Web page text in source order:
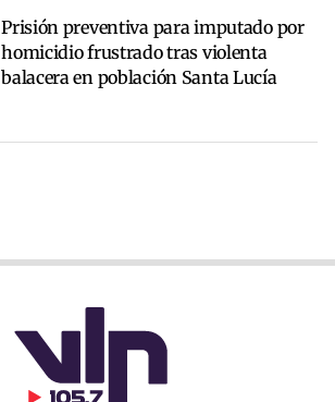
Prisión preventiva para imputado por
homicidio frustrado tras violenta
balacera en población Santa Lucía